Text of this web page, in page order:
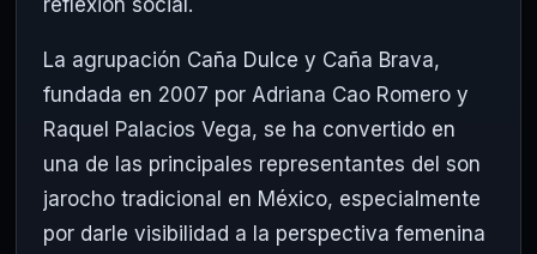
La agrupación Caña Dulce y Caña Brava,
fundada en 2007 por Adriana Cao Romero y
Raquel Palacios Vega, se ha convertido en
una de las principales representantes del son
jarocho tradicional en México, especialmente
por darle visibilidad a la perspectiva femenina